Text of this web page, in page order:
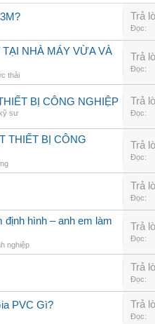
Trả
Đọc:
NHÀ MÁY VỪA VÀ
thải
Trả
Đọc:
BỊ CÔNG NGHIỆP
sư
Trả
Đọc:
THIẾT BỊ CÔNG
Trả
Đọc:
Trả
Đọc:
định hình – anh em làm
nghiệp
Trả
Đọc:
Trả
Đọc:
PVC Gì? Trả
Đọc: